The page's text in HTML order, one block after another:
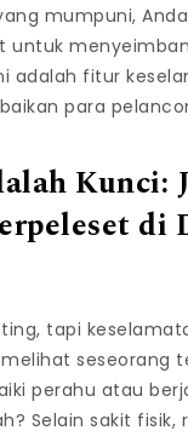
mumpuni,
untuk
adalah fitur
para
Kunci:
di
tapi
seseorang
perahu atau
Selain sakit fisik,